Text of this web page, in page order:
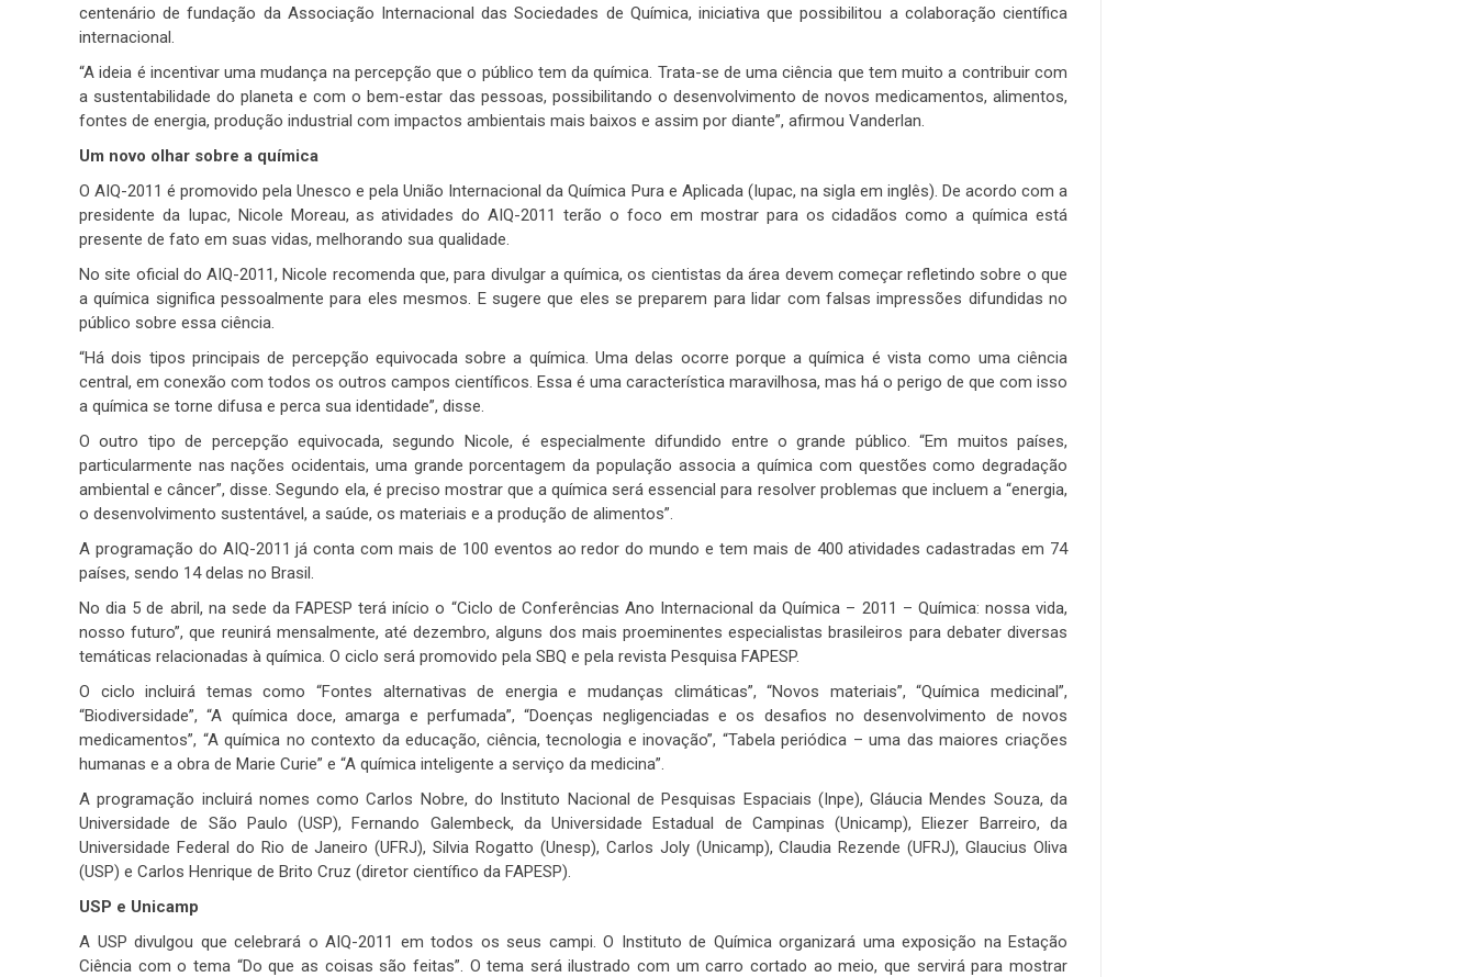
centenário de fundação da Associação Internacional das Sociedades de Química, iniciativa que possibilitou a colaboração científica
internacional.
“A ideia é incentivar uma mudança na percepção que o público tem da química. Trata-se de uma ciência que tem muito a contribuir com
a sustentabilidade do planeta e com o bem-estar das pessoas, possibilitando o desenvolvimento de novos medicamentos, alimentos,
fontes de energia, produção industrial com impactos ambientais mais baixos e assim por diante”, afirmou Vanderlan.
Um novo olhar sobre a química
O AIQ-2011 é promovido pela Unesco e pela União Internacional da Química Pura e Aplicada (Iupac, na sigla em inglês). De acordo com a
presidente da Iupac, Nicole Moreau, as atividades do AIQ-2011 terão o foco em mostrar para os cidadãos como a química está
presente de fato em suas vidas, melhorando sua qualidade.
No site oficial do AIQ-2011, Nicole recomenda que, para divulgar a química, os cientistas da área devem começar refletindo sobre o que
a química significa pessoalmente para eles mesmos. E sugere que eles se preparem para lidar com falsas impressões difundidas no
público sobre essa ciência.
“Há dois tipos principais de percepção equivocada sobre a química. Uma delas ocorre porque a química é vista como uma ciência
central, em conexão com todos os outros campos científicos. Essa é uma característica maravilhosa, mas há o perigo de que com isso
a química se torne difusa e perca sua identidade”, disse.
O outro tipo de percepção equivocada, segundo Nicole, é especialmente difundido entre o grande público. “Em muitos países,
particularmente nas nações ocidentais, uma grande porcentagem da população associa a química com questões como degradação
ambiental e câncer”, disse. Segundo ela, é preciso mostrar que a química será essencial para resolver problemas que incluem a “energia,
o desenvolvimento sustentável, a saúde, os materiais e a produção de alimentos”.
A programação do AIQ-2011 já conta com mais de 100 eventos ao redor do mundo e tem mais de 400 atividades cadastradas em 74
países, sendo 14 delas no Brasil.
No dia 5 de abril, na sede da FAPESP terá início o “Ciclo de Conferências Ano Internacional da Química – 2011 – Química: nossa vida,
nosso futuro”, que reunirá mensalmente, até dezembro, alguns dos mais proeminentes especialistas brasileiros para debater diversas
temáticas relacionadas à química. O ciclo será promovido pela SBQ e pela revista Pesquisa FAPESP.
O ciclo incluirá temas como “Fontes alternativas de energia e mudanças climáticas”, “Novos materiais”, “Química medicinal”,
“Biodiversidade”, “A química doce, amarga e perfumada”, “Doenças negligenciadas e os desafios no desenvolvimento de novos
medicamentos”, “A química no contexto da educação, ciência, tecnologia e inovação”, “Tabela periódica – uma das maiores criações
humanas e a obra de Marie Curie” e “A química inteligente a serviço da medicina”.
A programação incluirá nomes como Carlos Nobre, do Instituto Nacional de Pesquisas Espaciais (Inpe), Gláucia Mendes Souza, da
Universidade de São Paulo (USP), Fernando Galembeck, da Universidade Estadual de Campinas (Unicamp), Eliezer Barreiro, da
Universidade Federal do Rio de Janeiro (UFRJ), Silvia Rogatto (Unesp), Carlos Joly (Unicamp), Claudia Rezende (UFRJ), Glaucius Oliva
(USP) e Carlos Henrique de Brito Cruz (diretor científico da FAPESP).
USP e Unicamp
A USP divulgou que celebrará o AIQ-2011 em todos os seus campi. O Instituto de Química organizará uma exposição na Estação
Ciência com o tema “Do que as coisas são feitas”. O tema será ilustrado com um carro cortado ao meio, que servirá para mostrar